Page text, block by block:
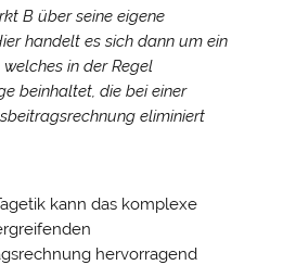
B über seine eigene
handelt es sich dann um ein
in der Regel
beinhaltet, die bei einer
eliminiert
kann das komplexe
hervorragend
gesetzt. Über Ihre
freuen. Vielen Dank.